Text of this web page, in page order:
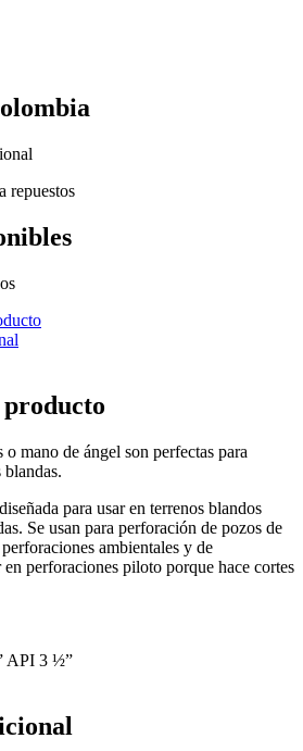
o mano de ángel son perfectas para
para usar en terrenos blandos
Se usan para perforación de pozos de
ambientales y de
perforaciones piloto porque hace cortes
API 3 ½”